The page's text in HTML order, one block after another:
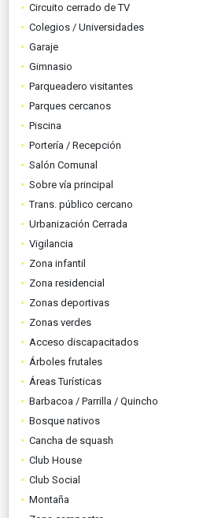
Circuito cerrado de TV
Colegios / Universidades
Garaje
Gimnasio
Parqueadero visitantes
Parques cercanos
Piscina
Portería / Recepción
Salón Comunal
Sobre vía principal
Trans. público cercano
Urbanización Cerrada
Vigilancia
Zona infantil
Zona residencial
Zonas deportivas
Zonas verdes
Acceso discapacitados
Árboles frutales
Áreas Turísticas
Barbacoa / Parrilla / Quincho
Bosque nativos
Cancha de squash
Club House
Club Social
Montaña